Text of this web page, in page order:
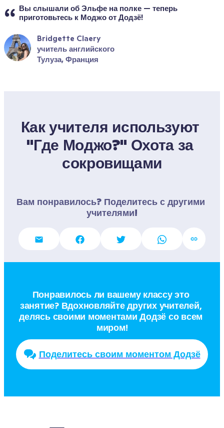
Вы слышали об Эльфе на полке — теперь
приготовьтесь к Моджо от Додзё!
Bridgette Claery
учитель английского
Тулуза, Франция
Как учителя используют
"Где Моджо?" Охота за
сокровищами
Вам понравилось? Поделитесь с другими
учителями!
Понравилось ли вашему классу это
занятие? Вдохновляйте других учителей,
делясь своими моментами Додзё со всем
миром!
Поделитесь своим моментом Додзё